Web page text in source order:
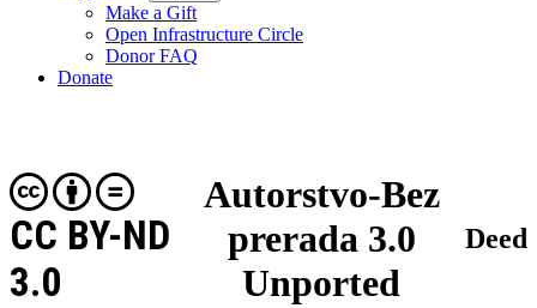
Make a Gift
Open Infrastructure Circle
Donor FAQ
Donate
Autorstvo-Bez
prerada 3.0
Unported
CC BY-ND
3.0
Deed